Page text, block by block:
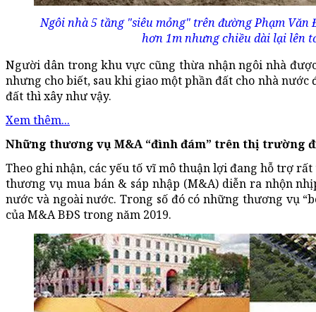
Ngôi nhà 5 tầng "siêu mỏng" trên đường Phạm
hơn 1m nhưng chiều dài lại lên
Người dân trong khu vực cũng thừa nhận ngôi nhà
nhưng cho biết, sau khi giao một phần đất cho nhà
đất thì xây như vậy.
Xem thêm...
Những thương vụ M&A “đình đám” trên thị trường
Theo ghi nhận, các yếu tố vĩ mô thuận lợi đang hỗ trợ
thương vụ mua bán & sáp nhập (M&A) diễn ra nhộn
nước và ngoài nước. Trong số đó có những thương vụ
của M&A BĐS trong năm 2019.